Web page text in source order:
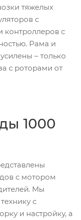
тяжелых
с
контроллеров с
Рама и
– только
с роторами от
1000
с мотором
Мы
с
и настройку, а